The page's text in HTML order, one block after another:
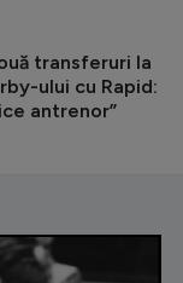
transferuri la
ului cu Rapid:
antrenor”